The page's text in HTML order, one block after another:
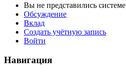
Вы не представились системе
Обсуждение
Вклад
Создать учётную запись
Войти
Навигация